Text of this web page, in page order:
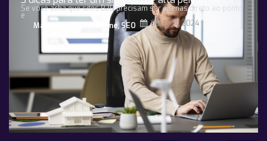
Se você acha que sites B2B precisam ser apenas direto ao ponto
e
Marketing
Midia Online,SEO 09 Abril, 2024